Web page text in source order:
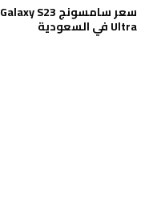
سعر سامسونج Galaxy S23
Ultra في السعودية